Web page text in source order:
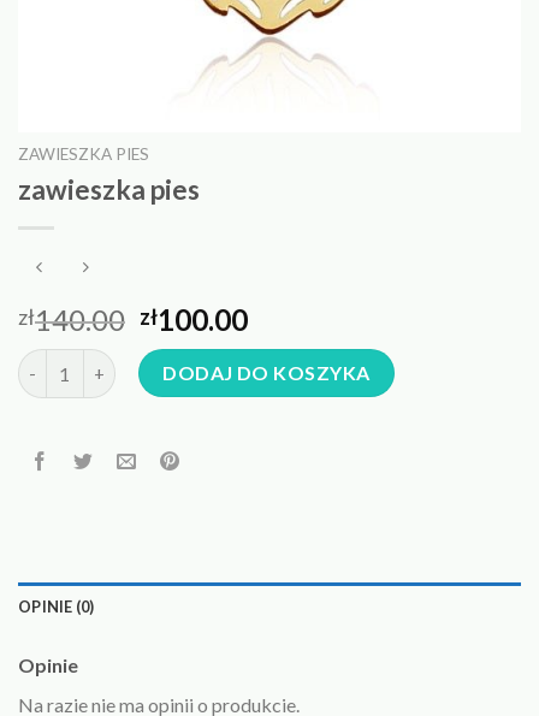
ZAWIESZKA PIES
zawieszka pies
zł140.00 zł100.00
ilość zawieszka piesDODAJ DO KOSZYKA
OPINIE (0)
Opinie
Na razie nie ma opinii o produkcie.